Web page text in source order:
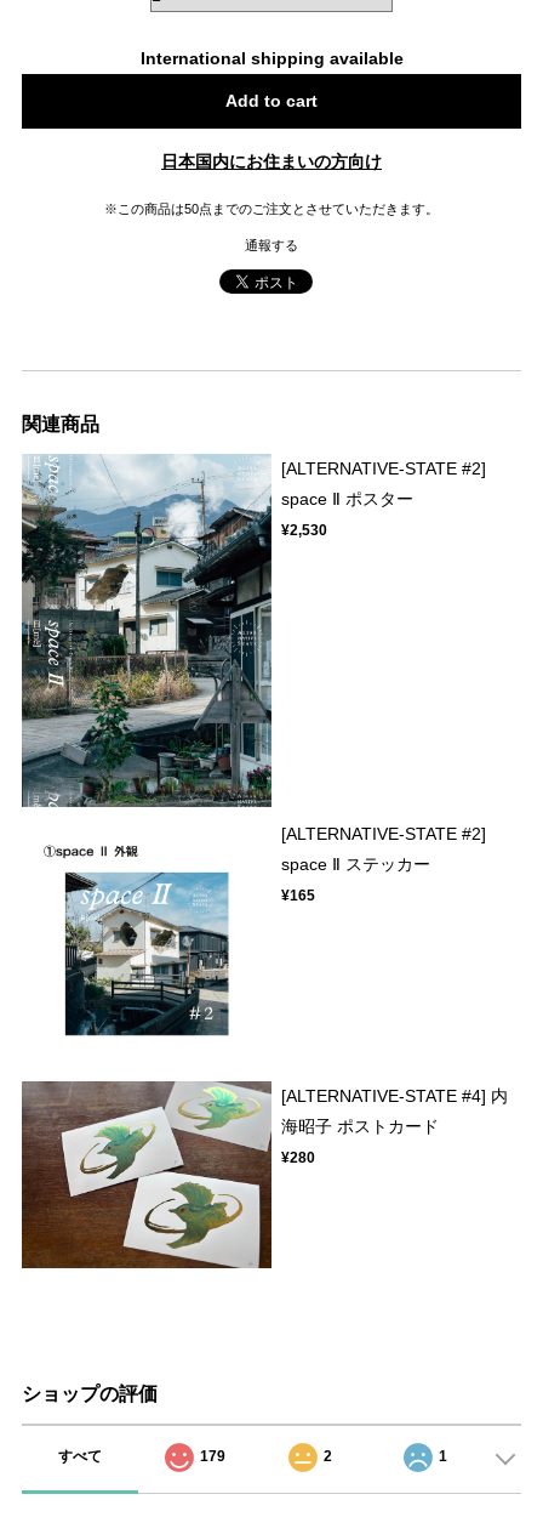
International shipping available
Add to cart
日本国内にお住まいの方向け
※この商品は50点までのご注文とさせていただきます。
通報する
関連商品
[ALTERNATIVE-STATE #2]
space Ⅱ ポスター
¥2,530
[ALTERNATIVE-STATE #2]
space Ⅱ ステッカー
¥165
[ALTERNATIVE-STATE #4] 内
海昭子 ポストカード
¥280
ショップの評価
すべて 179 2 1